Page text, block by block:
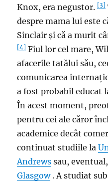
Knox, era negustor.[3]
despre mama lui este
Sinclair și că a murit
[4] Fiul lor cel mare,
afacerile tatălui său,
comunicarea
a fost probabil educat
În acest moment,
pentru cei ale căror
academice decât
continuat studiile la
Andrews sau,
Glasgow. A studiat